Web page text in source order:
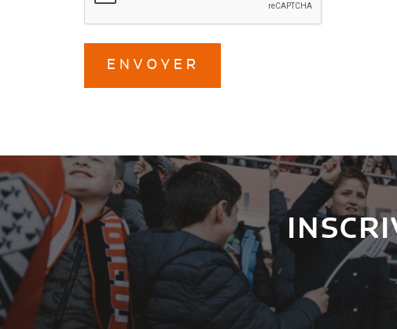
ENVOYER